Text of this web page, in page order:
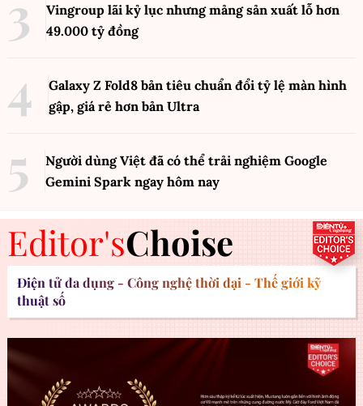
Vingroup lãi kỷ lục nhưng mảng sản xuất lỗ hơn
49.000 tỷ đồng
Galaxy Z Fold8 bản tiêu chuẩn đổi tỷ lệ màn hình
gập, giá rẻ hơn bản Ultra
Người dùng Việt đã có thể trải nghiệm Google
Gemini Spark ngay hôm nay
Editor'sChoise
Điện tử đa dụng - Công nghệ thời đại - Thế giới kỹ
thuật số